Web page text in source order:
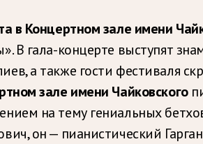
в Концертном зале имени
В гала-концерте выступят
а также гости фестиваля
зале имени Чайковского
на тему гениальных
он — пианистический